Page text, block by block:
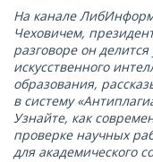
На канале
Чеховичем,
разговоре он
искусственного
образования,
в систему
Узнайте, как
проверке научных
для академического